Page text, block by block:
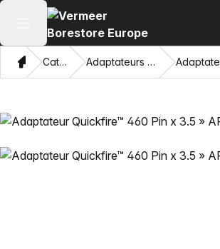
Ouvrir le menu principal
Domicile
Catalogue Adaptateurs et œillets tirants